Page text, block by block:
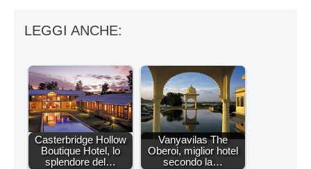
LEGGI ANCHE:
Casterbridge Hollow
Boutique Hotel, lo
splendore del…
Vanyavilas The
Oberoi, miglior hotel
secondo la…